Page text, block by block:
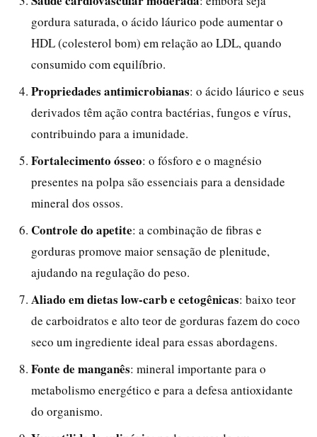
gordura saturada, o ácido láurico pode aumentar o
HDL (colesterol bom) em relação ao LDL, quando
consumido com equilíbrio.
Propriedades antimicrobianas: o ácido láurico e seus
derivados têm ação contra bactérias, fungos e vírus,
contribuindo para a imunidade.
Fortalecimento ósseo: o fósforo e o magnésio
presentes na polpa são essenciais para a densidade
mineral dos ossos.
Controle do apetite: a combinação de fibras e
gorduras promove maior sensação de plenitude,
ajudando na regulação do peso.
Aliado em dietas low-carb e cetogênicas: baixo teor
de carboidratos e alto teor de gorduras fazem do coco
seco um ingrediente ideal para essas abordagens.
Fonte de manganês: mineral importante para o
metabolismo energético e para a defesa antioxidante
do organismo.